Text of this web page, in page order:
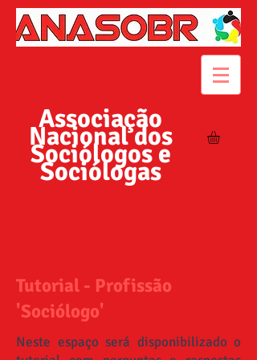
Associação
Nacional dos
Sociólogos e
Sociólogas
Tutorial - Profissão
'Sociólogo'
Neste espaço será disponibilizado o